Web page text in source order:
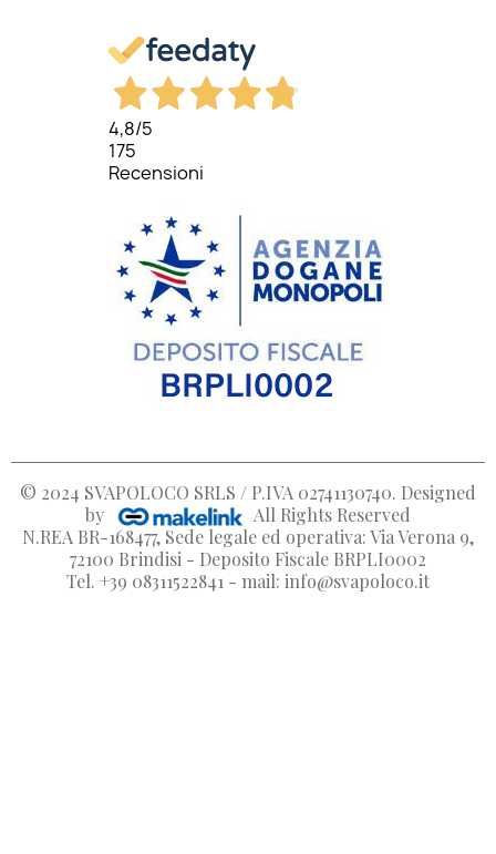
4,8/5
175
Recensioni
© 2024 SVAPOLOCO SRLS / P.IVA 02741130740. Designed
by
All Rights Reserved
N.REA BR-168477, Sede legale ed operativa: Via Verona 9,
72100 Brindisi - Deposito Fiscale BRPLI0002
Tel. +39 08311522841 - mail: info@svapoloco.it